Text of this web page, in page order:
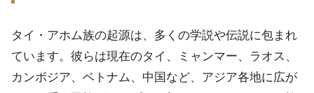
タイ・アホム族の起源は、多くの学説や伝説に包まれ
ています。彼らは現在のタイ、ミャンマー、ラオス、
カンボジア、ベトナム、中国など、アジア各地に広が